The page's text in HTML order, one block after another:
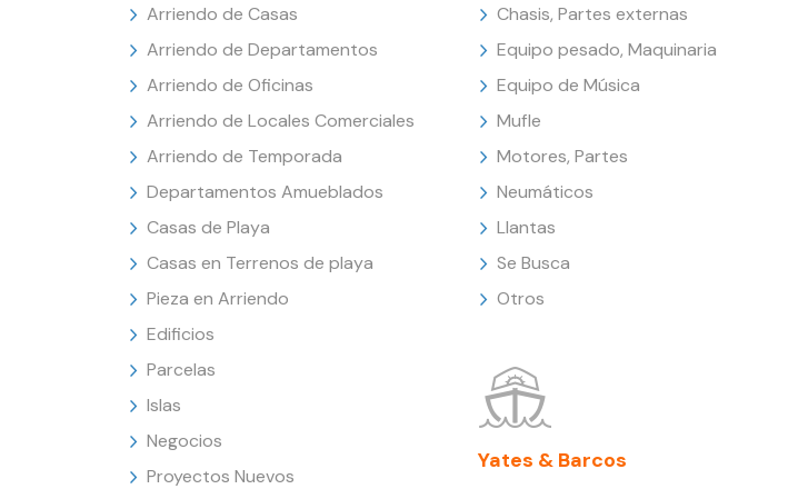
Arriendo de Casas
Arriendo de Departamentos
Arriendo de Oficinas
Arriendo de Locales Comerciales
Arriendo de Temporada
Departamentos Amueblados
Casas de Playa
Casas en Terrenos de playa
Pieza en Arriendo
Edificios
Parcelas
Islas
Negocios
Proyectos Nuevos
Chasis, Partes externas
Equipo pesado, Maquinaria
Equipo de Música
Mufle
Motores, Partes
Neumáticos
Llantas
Se Busca
Otros
Yates & Barcos